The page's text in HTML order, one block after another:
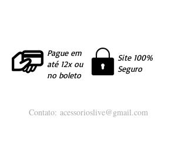
Pague em
até 12x ou
no boleto
Site 100%
Seguro
Contato: acessorioslive@gmail.com